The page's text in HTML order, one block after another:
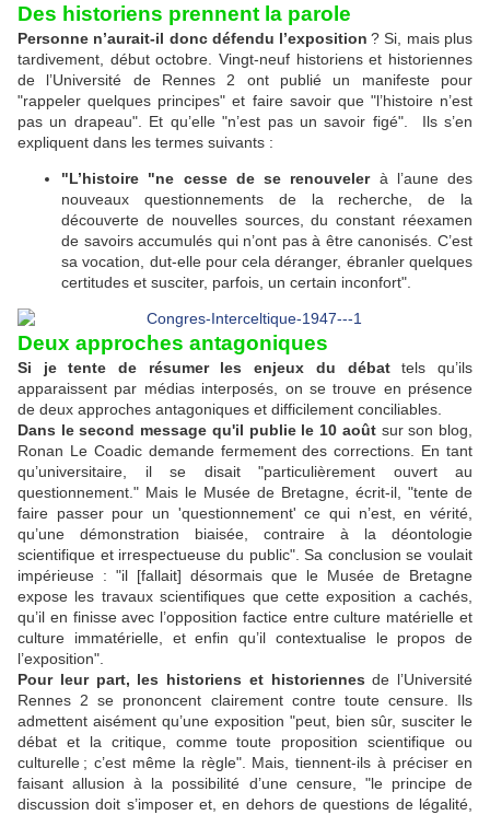
Des historiens prennent la parole
Personne n’aurait-il donc défendu l’exposition? Si, mais plus
tardivement, début octobre. Vingt-neuf historiens et historiennes
de l’Université de Rennes 2 ont publié un manifeste pour
"rappeler quelques principes" et faire savoir que "l’histoire n’est
pas un drapeau". Et qu’elle "n’est pas un savoir figé". Ils s’en
expliquent dans les termes suivants :
"L’histoire "ne cesse de se renouvelerà l’aune des
nouveaux questionnements de la recherche, de la
découverte de nouvelles sources, du constant réexamen
de savoirs accumulés qui n’ont pas à être canonisés. C’est
sa vocation, dut-elle pour cela déranger, ébranler quelques
certitudes et susciter, parfois, un certain inconfort".
Deux approches antagoniques
Si je tente de résumer les enjeux du débattels qu’ils
apparaissent par médias interposés, on se trouve en présence
de deux approches antagoniques et difficilement conciliables.
Dans le second message qu'il publie le 10 aoûtsur son blog,
Ronan Le Coadic demande fermement des corrections. En tant
qu’universitaire, il se disait "particulièrement ouvert au
questionnement." Mais le Musée de Bretagne, écrit-il, "tente de
faire passer pour un 'questionnement' ce qui n’est, en vérité,
qu’une démonstration biaisée, contraire à la déontologie
scientifique et irrespectueuse du public". Sa conclusion se voulait
impérieuse : "il [fallait] désormais que le Musée de Bretagne
expose les travaux scientifiques que cette exposition a cachés,
qu’il en finisse avec l’opposition factice entre culture matérielle et
culture immatérielle, et enfin qu’il contextualise le propos de
l’exposition".
Pour leur part, les historiens et historiennes de l’Université
Rennes 2 se prononcent clairement contre toute censure. Ils
admettent aisément qu’une exposition "peut, bien sûr, susciter le
débat et la critique, comme toute proposition scientifique ou
culturelle ; c’est même la règle". Mais, tiennent-ils à préciser en
faisant allusion à la possibilité d’une censure, "le principe de
discussion doit s’imposer et, en dehors de questions de légalité,